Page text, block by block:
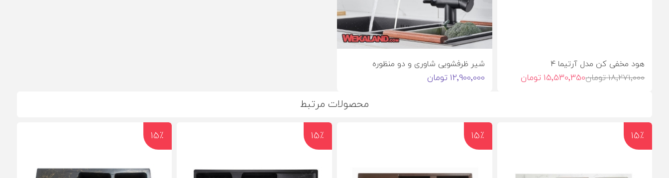
هود مخفی کن مدل آرتیما 4
18٬271٬000 تومان 15٬530٬350 تومان
شیر ظرفشویی شاوری و دو منظوره
12٬900٬000 تومان
محصولات مرتبط
15٪ 15٪ 15٪ 15٪